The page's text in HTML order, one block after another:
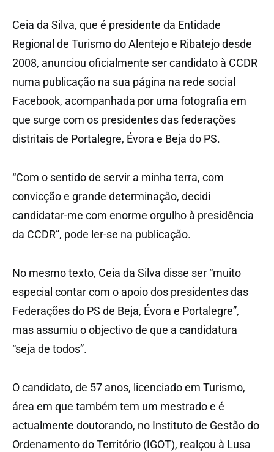
Ceia da Silva, que é presidente da Entidade
Regional de Turismo do Alentejo e Ribatejo desde
2008, anunciou oficialmente ser candidato à CCDR
numa publicação na sua página na rede social
Facebook, acompanhada por uma fotografia em
que surge com os presidentes das federações
distritais de Portalegre, Évora e Beja do PS.
“Com o sentido de servir a minha terra, com
convicção e grande determinação, decidi
candidatar-me com enorme orgulho à presidência
da CCDR”, pode ler-se na publicação.
No mesmo texto, Ceia da Silva disse ser “muito
especial contar com o apoio dos presidentes das
Federações do PS de Beja, Évora e Portalegre”,
mas assumiu o objectivo de que a candidatura
“seja de todos”.
O candidato, de 57 anos, licenciado em Turismo,
área em que também tem um mestrado e é
actualmente doutorando, no Instituto de Gestão do
Ordenamento do Território (IGOT), realçou à Lusa